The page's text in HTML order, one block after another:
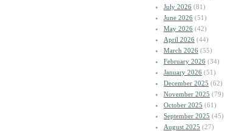
July 2026 (81)
June 2026 (51)
May 2026 (42)
April 2026 (44)
March 2026 (55)
February 2026 (34)
January 2026 (51)
December 2025 (62)
November 2025 (79)
October 2025 (61)
September 2025 (45)
August 2025 (27)